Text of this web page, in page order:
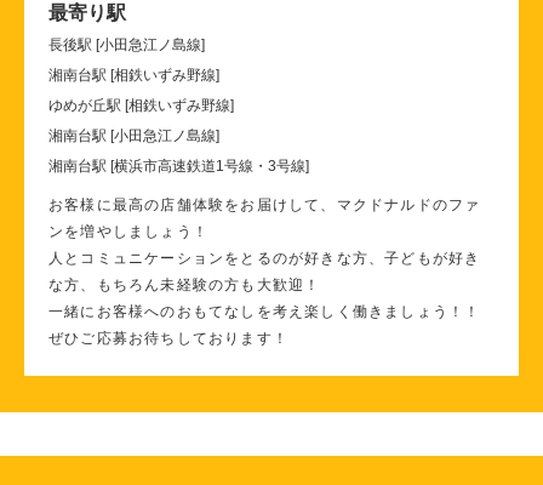
最寄り駅
長後駅 [小田急江ノ島線]
湘南台駅 [相鉄いずみ野線]
ゆめが丘駅 [相鉄いずみ野線]
湘南台駅 [小田急江ノ島線]
湘南台駅 [横浜市高速鉄道1号線・3号線]
お客様に最高の店舗体験をお届けして、マクドナルドのファ
ンを増やしましょう！
人とコミュニケーションをとるのが好きな方、子どもが好き
な方、もちろん未経験の方も大歓迎！
一緒にお客様へのおもてなしを考え楽しく働きましょう！！
ぜひご応募お待ちしております！